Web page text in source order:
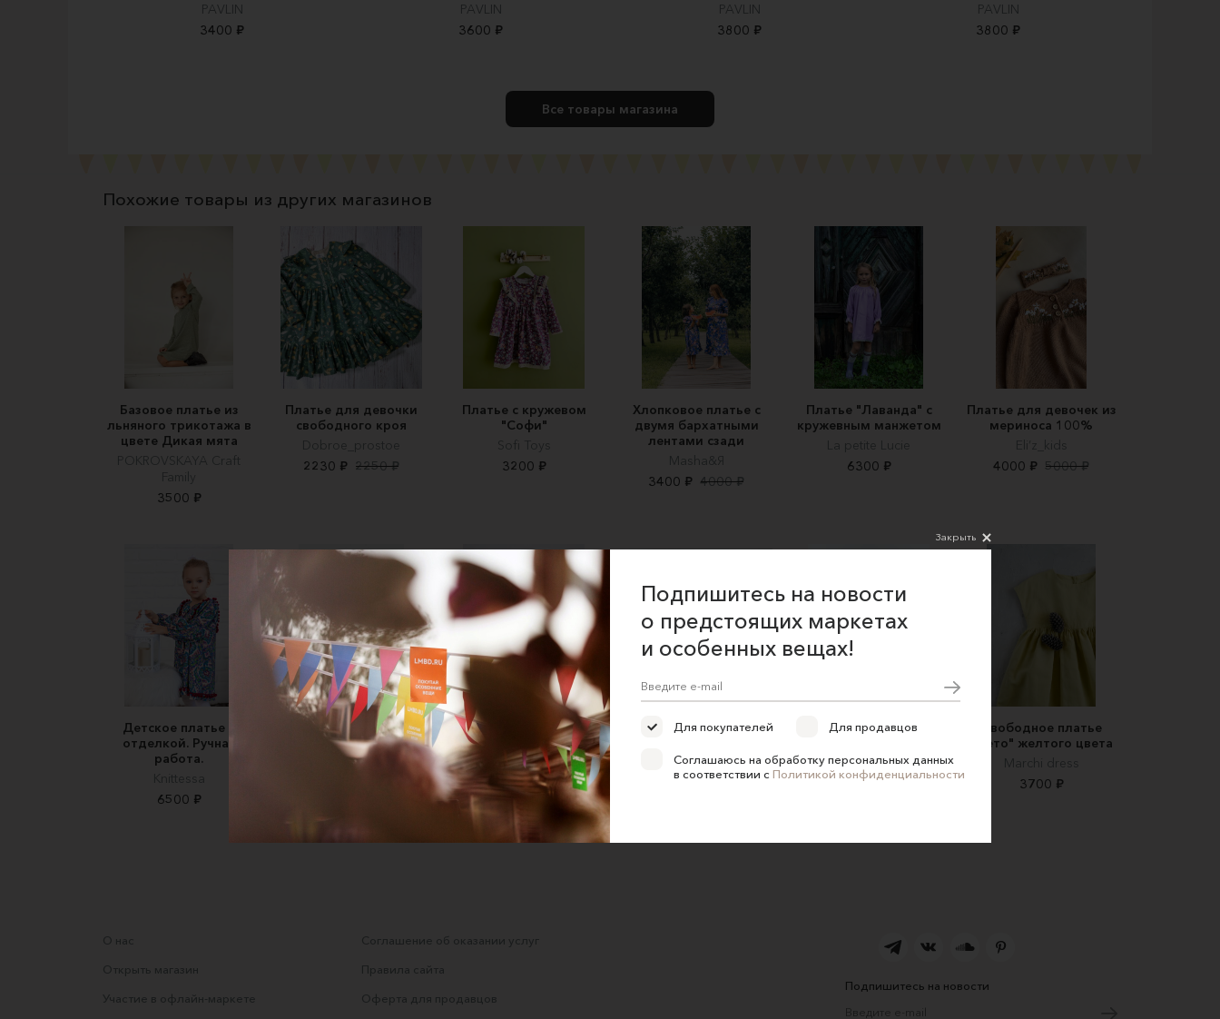
PAVLIN
3400 ₽
PAVLIN
3600 ₽
PAVLIN
3800 ₽
PAVLIN
3800 ₽
Все товары магазина
Похожие товары из других магазинов
Базовое платье из
льняного трикотажа в
цвете Дикая мята
POKROVSKAYA Craft
Family
3500 ₽
Платье для девочки
свободного кроя
Dobroe_prostoe
2230 ₽ 2250 ₽
Платье с кружевом
"Софи"
Sofi Toys
3200 ₽
Хлопковое платье с
двумя бархатными
лентами сзади
Masha&Я
3400 ₽ 4000 ₽
Платье "Лаванда" с
кружевным манжетом
La petite Lucie
6300 ₽
Платье для девочек из
мериноса 100%
Eli’z_kids
4000 ₽ 5000 ₽
Детское платье с
отделкой. Ручная
работа.
Knittessa
6500 ₽
Платье для девочки из
хлопка с авторским
принтом - Сказка
Детское платье из
муслина на пуговицах
PaSash
4800 ₽
Комплект для девочки
1900 ₽
Платье с цветами LILA
POLUSHA
6900 ₽
Свободное платье
"Лето" желтого цвета
Marchi dress
3700 ₽
О нас
Открыть магазин
Участие в офлайн-маркете
Соглашение об оказании услуг
Правила сайта
Оферта для продавцов
Подпишитесь на новости
Закрыть
Подпишитесь на новости
о предстоящих маркетах
и особенных вещах!
Для покупателей Для продавцов
Соглашаюсь на обработку персональных данных
в соответствии с Политикой конфиденциальности